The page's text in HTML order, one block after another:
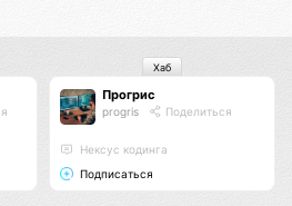
Прогрис
progris Поделиться
Нексус кодинга
Подписаться
Хаб